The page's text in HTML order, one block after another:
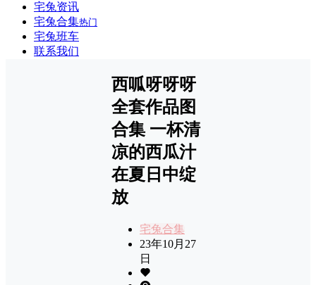
宅兔资讯
宅兔合集热门
宅兔班车
联系我们
西呱呀呀呀
全套作品图
合集 一杯清
凉的西瓜汁
在夏日中绽
放
宅兔合集
23年10月27
日